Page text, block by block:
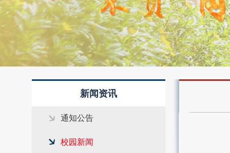
新闻资讯
通知公告
校园新闻